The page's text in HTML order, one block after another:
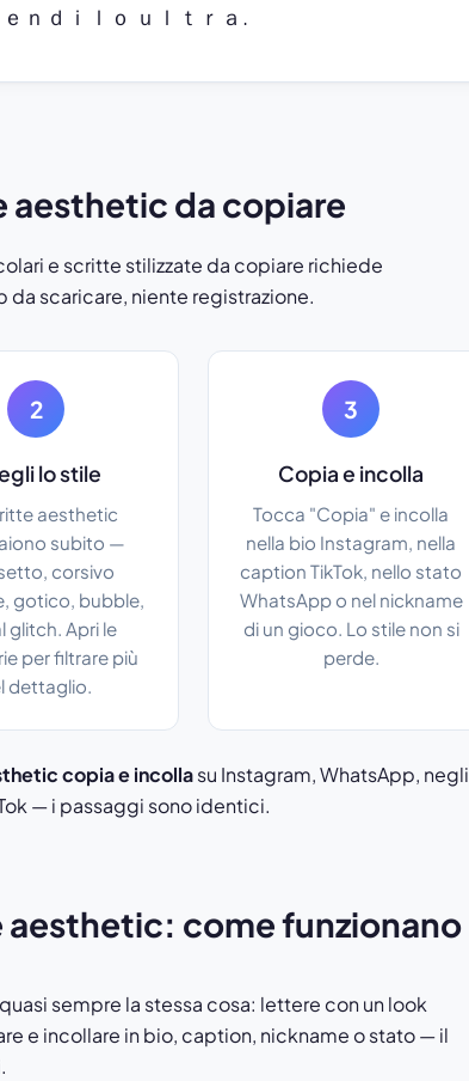
ｎｄｉｌｏ ｕｌｔｒａ.
aesthetic da copiare
e scritte stilizzate da copiare richiede
scaricare, niente registrazione.
2
lo stile
aesthetic
subito —
corsivo
gotico, bubble,
glitch. Apri le
per filtrare più
dettaglio.
3
Copia e incolla
Tocca "Copia" e incolla
nella bio Instagram, nella
caption TikTok, nello stato
WhatsApp o nel nickname
di un gioco. Lo stile non si
perde.
copia e incollasu Instagram, WhatsApp, negli
— i passaggi sono identici.
come funzionano
sempre la stessa cosa: lettere con un look
e incollare in bio, caption, nickname o stato — il